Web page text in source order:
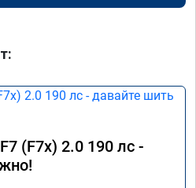
(F7x) 2.0 190 лс -